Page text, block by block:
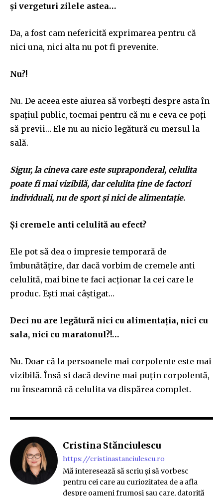
și vergeturi zilele astea…
Da, a fost cam nefericită exprimarea pentru că
nici una, nici alta nu pot fi prevenite.
Nu?!
Nu. De aceea este aiurea să vorbești despre asta în
spațiul public, tocmai pentru că nu e ceva ce poți
să previi… Ele nu au nicio legătură cu mersul la
sală.
Sigur, la cineva care este supraponderal, celulita
poate fi mai vizibilă, dar celulita ține de factori
individuali, nu de sport și nici de alimentație.
Și cremele anti celulită au efect?
Ele pot să dea o impresie temporară de
îmbunătățire, dar dacă vorbim de cremele anti
celulită, mai bine te faci acționar la cei care le
produc. Ești mai câștigat…
Deci nu are legătură nici cu alimentația, nici cu
sala, nici cu maratonul?!…
Nu. Doar că la persoanele mai corpolente este mai
vizibilă. Însă si dacă devine mai puțin corpolentă,
nu înseamnă că celulita va dispărea complet.
Cristina Stănciulescu
https://cristinastanciulescu.ro
Mă interesează să scriu și să vorbesc
pentru cei care au curiozitatea de a afla
despre oameni frumoși sau care, datorită